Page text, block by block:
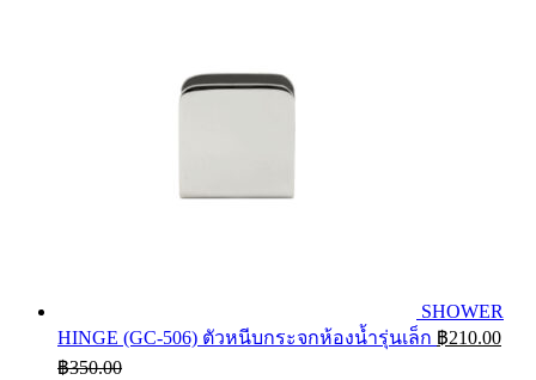
SHOWER
HINGE (GC-506) ตัวหนีบกระจกห้องน้ำรุ่นเล็ก ฿210.00
฿350.00